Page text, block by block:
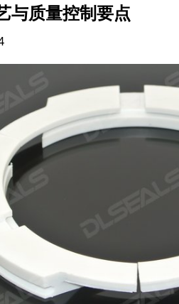
与质量控制要点